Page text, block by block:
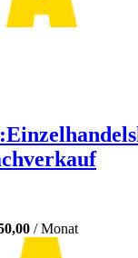
/ Monat